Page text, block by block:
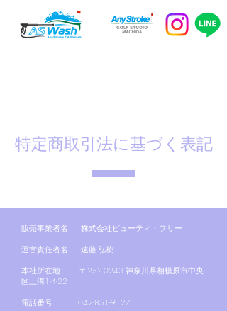
特定商取引法に基づく表記
販売事業者名 株式会社ビューティ・フリー
運営責任者名 遠藤 弘樹
本社所在地 〒252-0243 神奈川県相模原市中央
区上溝1-4-22
電話番号 042-851-9127